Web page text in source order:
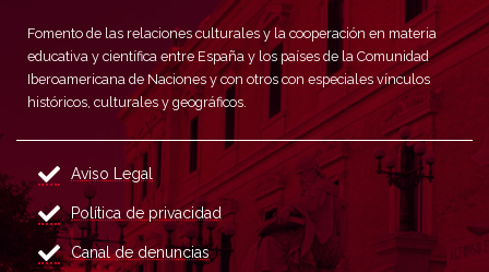
Fomento de las relaciones culturales y la cooperación en materia
educativa y científica entre España y los países de la Comunidad
Iberoamericana de Naciones y con otros con especiales vínculos
históricos, culturales y geográficos.
Aviso Legal
Política de privacidad
Canal de denuncias